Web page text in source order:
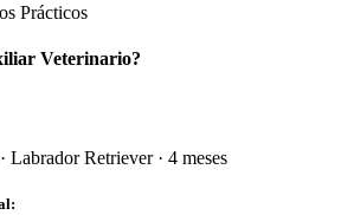
Prácticos
Veterinario?
· Labrador Retriever· 4 meses